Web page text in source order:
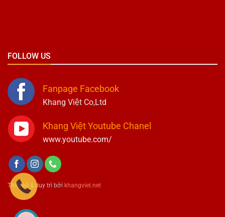
FOLLOW US
Fanpage Facebook
Khang Việt Co,Ltd
Khang Việt Youtube Chanel
www.youtube.com/
Thiết kế & duy trì bởi khangviet.net